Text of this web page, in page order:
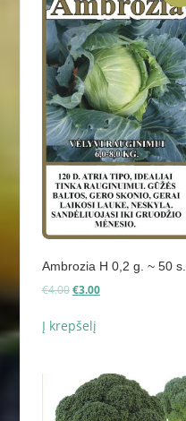
Ambrozia H 0,2 g. ~ 50 s.
€4.00Original
was:
€3.00Current
Į krepšelį